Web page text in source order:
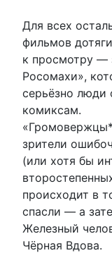
Для всех
фильмов
к просмотру —
Росомахи»,
серьёзно люди
комиксам.
зрители
(или хотя бы
происходит в
спасли — а
Железный
Чёрная Вдова.